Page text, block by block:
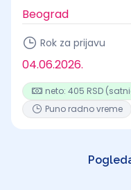
Beograd
Rok za prijavu
04.06.2026.
neto: 405 RSD
Puno radno vreme